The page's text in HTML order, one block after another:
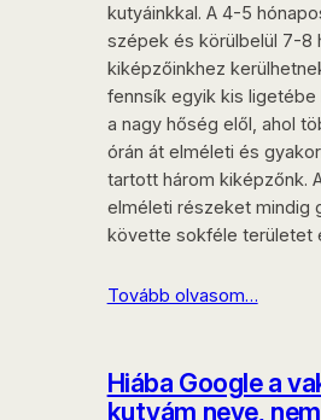
kutyáinkkal. A 4-5
szépek és körülbelül 7-8
kiképzőinkhez
fennsík egyik kis ligetébe
a nagy hőség elől, ahol
órán át elméleti és
tartott három kiképzőnk.
elméleti részeket mindig
követte sokféle területet
Tovább olvasom…
Hiába Google a
kutyám neve,